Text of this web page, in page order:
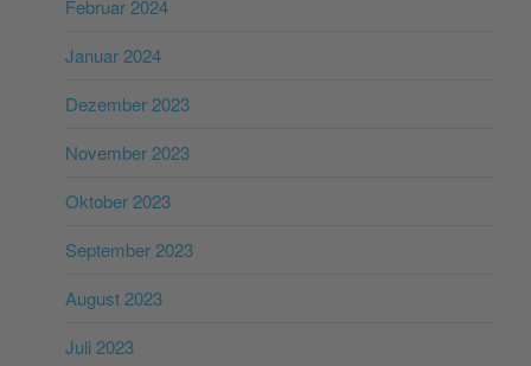
Februar 2024
Januar 2024
Dezember 2023
November 2023
Oktober 2023
September 2023
August 2023
Juli 2023